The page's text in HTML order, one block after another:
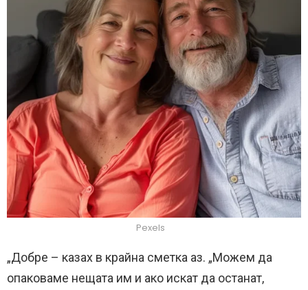
Pexels
„Добре – казах в крайна сметка аз. „Можем да
опаковаме нещата им и ако искат да останат,